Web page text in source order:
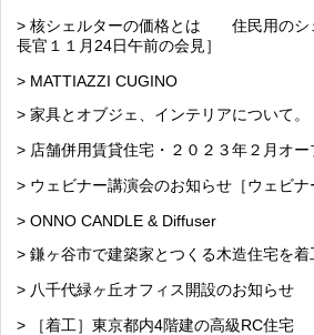
> 核シェルターの価格とは 住民用のシ
長官１１月24日午前の会見］
> MATTIAZZI CUGINO
> 家具とオブジェ、インテリアについて。
> 店舗併用賃貸住宅・２０２３年２月オー
> ウェビナー講演会のお知らせ［ウェビナ
> ONNO CANDLE & Diffuser
> 鎌ヶ谷市で建築家とつくる木造住宅を着
> 八千代緑ヶ丘オフィス開設のお知らせ
> ［着工］東京都内4階建の高級RC住宅